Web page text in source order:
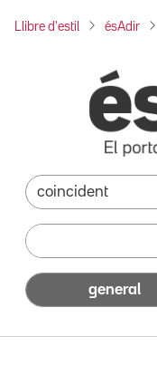
Llibre d'estil ésAdir
general